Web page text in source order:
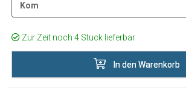
Kom
Zur Zeit noch 4 Stück lieferbar
In den Warenkorb